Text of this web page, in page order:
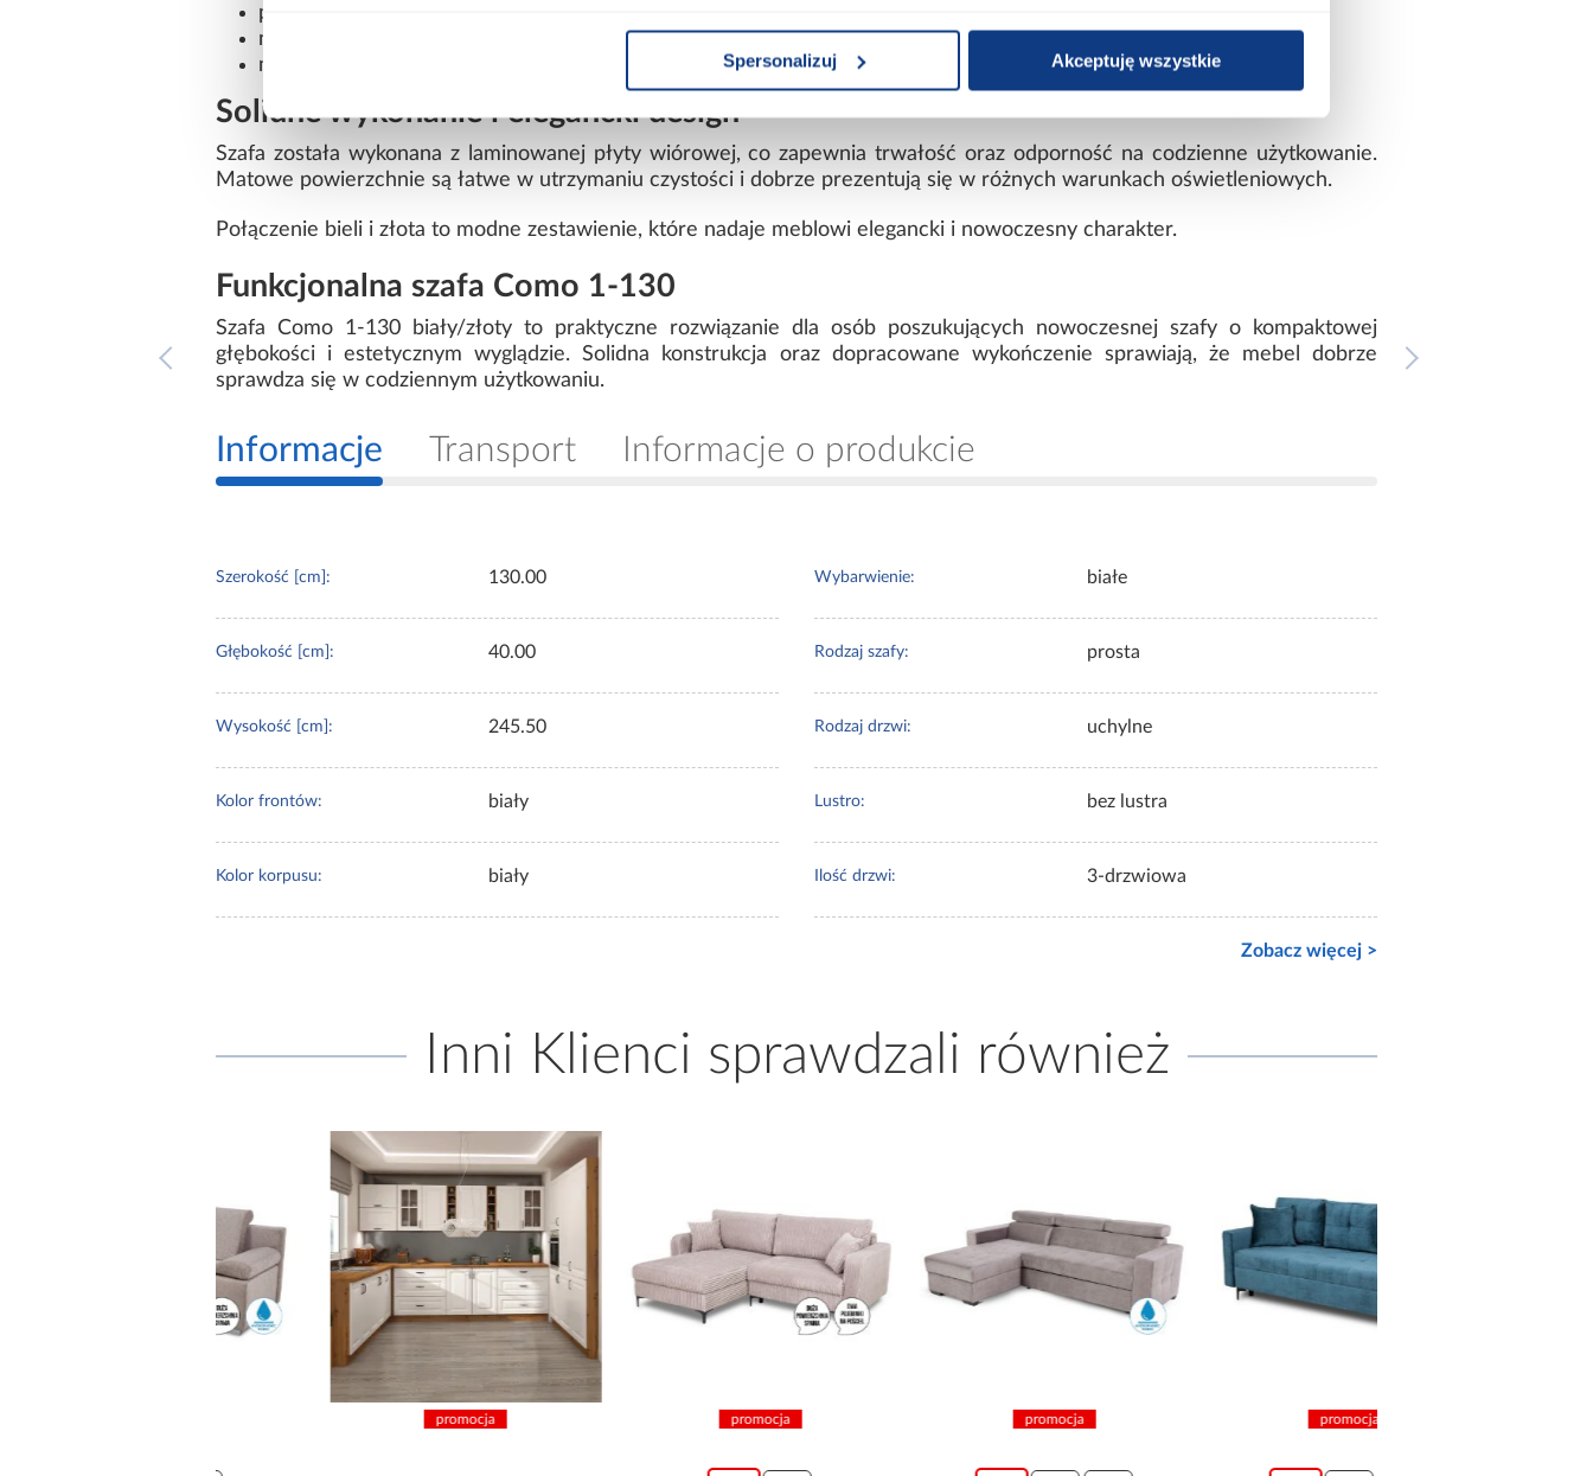
Spersonalizuj Akceptuję wszystkie
płyta wiórowa laminowana
nowoczesny styl
mebel do samodzielnego montażu
Solidne wykonanie i elegancki design
Szafa została wykonana z laminowanej płyty wiórowej, co zapewnia trwałość oraz odporność na codzienne użytkowanie.
Matowe powierzchnie są łatwe w utrzymaniu czystości i dobrze prezentują się w różnych warunkach oświetleniowych.
Połączenie bieli i złota to modne zestawienie, które nadaje meblowi elegancki i nowoczesny charakter.
Funkcjonalna szafa Como 1-130
Szafa Como 1-130 biały/złoty to praktyczne rozwiązanie dla osób poszukujących nowoczesnej szafy o kompaktowej
głębokości i estetycznym wyglądzie. Solidna konstrukcja oraz dopracowane wykończenie sprawiają, że mebel dobrze
sprawdza się w codziennym użytkowaniu.
Informacje Transport Informacje o produkcie
Szerokość [cm]: 130.00
Głębokość [cm]: 40.00
Wysokość [cm]: 245.50
Kolor frontów: biały
Kolor korpusu: biały
Wybarwienie: białe
Rodzaj szafy: prosta
Rodzaj drzwi: uchylne
Lustro: bez lustra
Ilość drzwi: 3-drzwiowa
Zobacz więcej >
Inni Klienci sprawdzali również